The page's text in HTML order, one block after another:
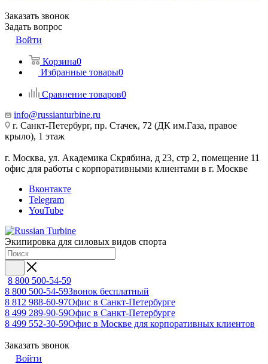
Заказать звонок
Задать вопрос
Войти
Корзина0
Избранные товары0
Сравнение товаров0
info@russianturbine.ru
г. Санкт-Петербург, пр. Стачек, 72 (ДК им.Газа, правое
крыло), 1 этаж
г. Москва, ул. Академика Скрябина, д 23, стр 2, помещение 11
офис для работы с корпоративными клиентами в г. Москве
Вконтакте
Telegram
YouTube
Экипировка для силовых видов спорта
8 800 500-54-59
8 800 500-54-59Звонок бесплатный
8 812 988-60-97Офис в Санкт-Петербурге
8 499 289-90-59Офис в Санкт-Петербурге
8 499 552-30-59Офис в Москве для корпоративных клиентов
Заказать звонок
Войти